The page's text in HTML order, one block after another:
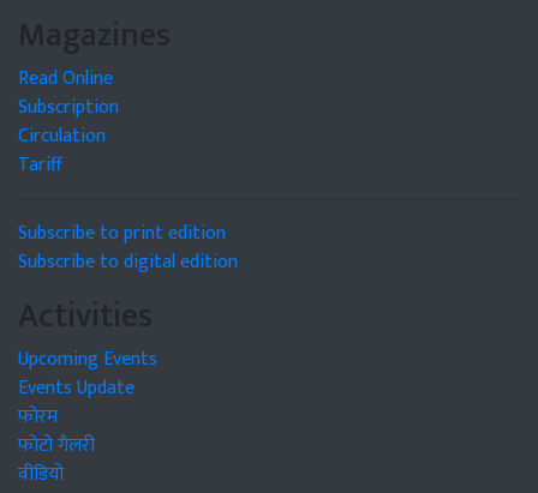
Magazines
Read Online
Subscription
Circulation
Tariff
Subscribe to print edition
Subscribe to digital edition
Activities
Upcoming Events
Events Update
फोरम
फोटो गैलरी
वीडियो